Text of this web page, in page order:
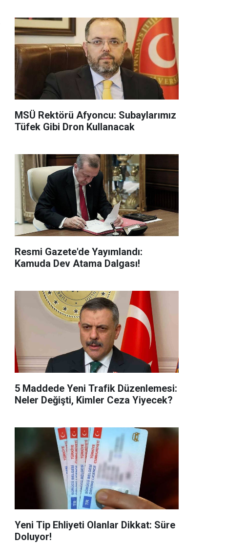
MSÜ Rektörü Afyoncu: Subaylarımız
Tüfek Gibi Dron Kullanacak
Resmi Gazete'de Yayımlandı:
Kamuda Dev Atama Dalgası!
5 Maddede Yeni Trafik Düzenlemesi:
Neler Değişti, Kimler Ceza Yiyecek?
Yeni Tip Ehliyeti Olanlar Dikkat: Süre
Doluyor!